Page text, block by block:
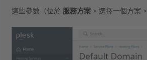
這些參數（位於 服務方案 > 選擇一個方案 >